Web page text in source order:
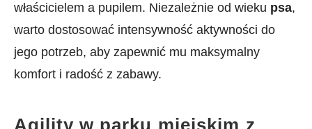
właścicielem a⁤ pupilem. Niezależnie od wieku psa,
warto dostosować intensywność aktywności do
jego potrzeb, ​aby zapewnić mu⁤ maksymalny
komfort i radość z zabawy.
Agility w‌ parku⁢ miejskim⁢ z